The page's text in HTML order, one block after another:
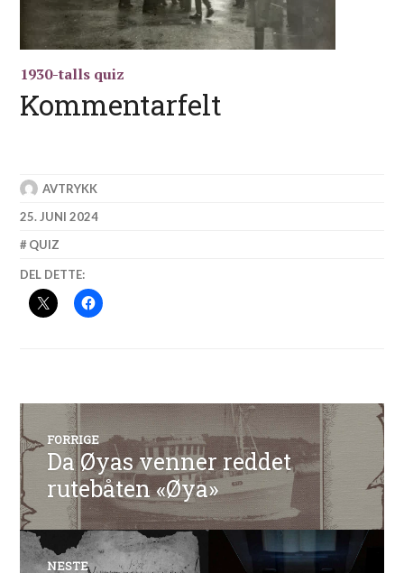
1930-talls quiz
Kommentarfelt
AVTRYKK
25. JUNI 2024
QUIZ
DEL DETTE:
Innleggsnavigasjon
FORRIGE
Forrige
innlegg:
Da Øyas venner reddet
rutebåten «Øya»
NESTE